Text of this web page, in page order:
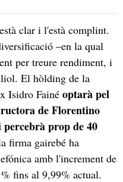
està clar i l'està complint.
–en la qual
per treure rendiment, i
El hòlding de la
Isidro Fainé optarà pel
de Florentino
prop de 40
firma gairebé ha
amb l'increment de
fins al 9,99% actual.